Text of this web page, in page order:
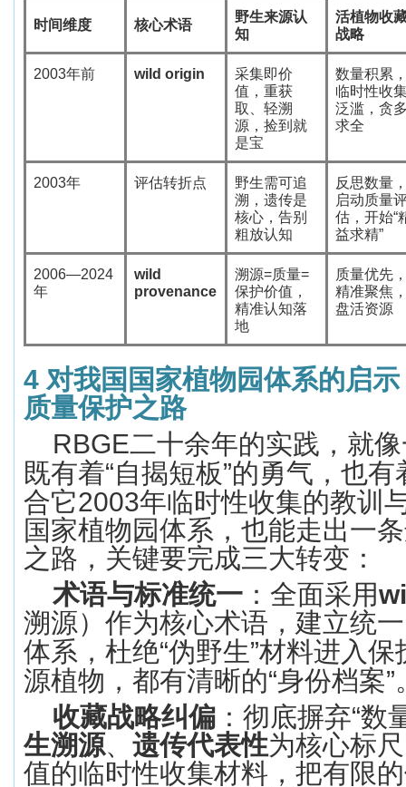
时间维度 核心术语
野生来源认
知
活植物收
战略
2003年前 wild origin
采集即价
值，重获
取、轻溯
源，捡到就
是宝
数量积累
临时性收
泛滥，贪
求全
2003年 评估转折点
野生需可追
溯，遗传是
核心，告别
粗放认知
反思数量
启动质量
估，开始“
益求精”
2006—2024
年
wild
provenance
溯源=质量=
保护价值，
精准认知落
地
质量优先
精准聚焦
盘活资源
4 对我国 国家植物园体系的启
质量保护之路
RBGE二十余年的实践，就
既有着“自揭短板”的勇气，也有
合它2003年临时性收集的教训
国家植物园体系，也能走出一
之路，关键要完成三大转变：
术语与标准统一 ：全面采用
溯源）作为核心术语，建立统
体系，杜绝“伪野生”材料进入保
源植物，都有清晰的“身份档案”
收藏战略纠偏 ：彻底摒弃“数
生溯源、 遗传代表性为核心标
值的临时性收集材料，把有限